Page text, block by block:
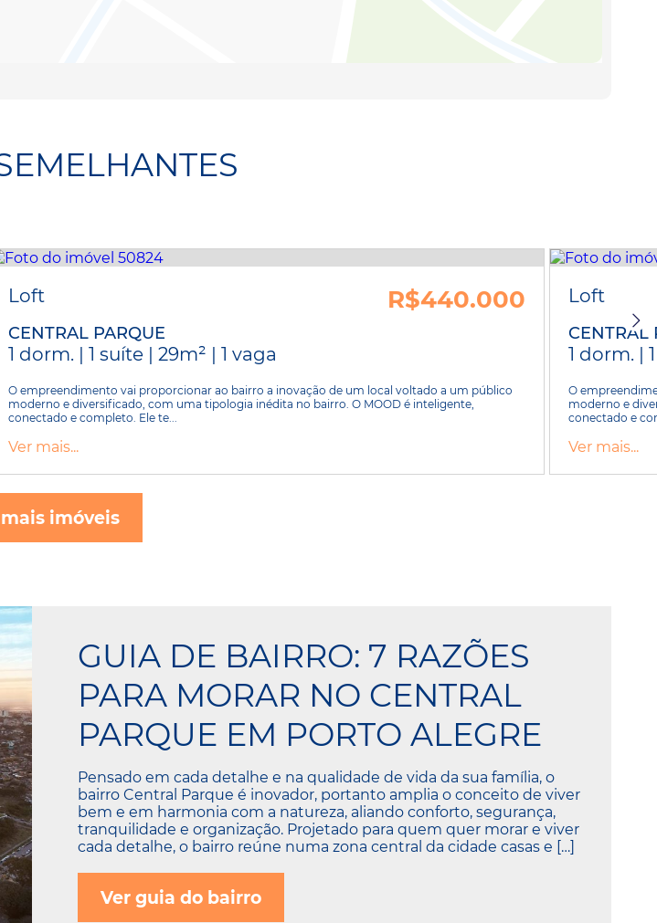
Loft R$440.000
CENTRAL PARQUE
1 dorm. | 1 suíte | 29m² | 1 vaga
O empreendimento vai proporcionar ao bairro a inovação de um local voltado a um público
moderno e diversificado, com uma tipologia inédita no bairro. O MOOD é inteligente,
conectado e completo. Ele te...
Ver mais...
Loft
CENTRAL
1 dorm. |
O
moderno e
conectado e
Ver mais...
imóveis
GUIA DE BAIRRO: 7 RAZÕES
PARA MORAR NO CENTRAL
PARQUE EM PORTO ALEGRE
Pensado em cada detalhe e na qualidade de vida da sua família, o
bairro Central Parque é inovador, portanto amplia o conceito de viver
bem e em harmonia com a natureza, aliando conforto, segurança,
tranquilidade e organização. Projetado para quem quer morar e viver
cada detalhe, o bairro reúne numa zona central da cidade casas e […]
Ver guia do bairro